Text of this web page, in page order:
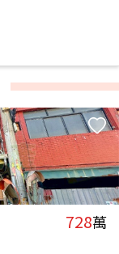
728萬